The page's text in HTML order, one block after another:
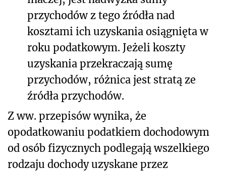
przychodów z tego źródła nad
kosztami ich uzyskania osiągnięta w
roku podatkowym. Jeżeli koszty
uzyskania przekraczają sumę
przychodów, różnica jest stratą ze
źródła przychodów.
Z ww. przepisów wynika, że
opodatkowaniu podatkiem dochodowym
od osób fizycznych podlegają wszelkiego
rodzaju dochody uzyskane przez